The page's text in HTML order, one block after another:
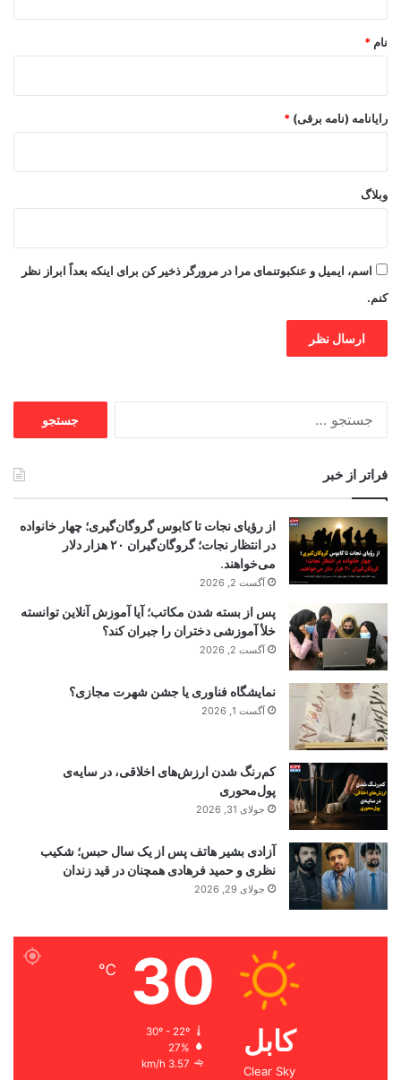
نام *
رایانامه (نامه برقی) *
وبلاگ
اسم، ایمیل و عنکبوتنمای مرا در مرورگر ذخیر کن برای اینکه بعداً ابراز نظر
کنم.
فراتر از خبر
از رؤیای نجات تا کابوس گروگان‌گیری؛ چهار خانواده
در انتظار نجات؛ گروگان‌گیران ۲۰ هزار دلار
می‌خواهند.
آگست 2, 2026
پس از بسته شدن مکاتب؛ آیا آموزش آنلاین توانسته
خلأ آموزشی دختران را جبران کند؟
آگست 2, 2026
نمایشگاه فناوری یا جشن شهرت مجازی؟
آگست 1, 2026
کم‌رنگ شدن ارزش‌های اخلاقی، در سایه‌ی
پول‌محوری
جولای 31, 2026
آزادی بشیر هاتف پس از یک سال حبس؛ شکیب
نظری و حمید فرهادی همچنان در قید زندان
جولای 29, 2026
کابل
Clear Sky
30
℃
30º - 22º
27%
3.57 km/h